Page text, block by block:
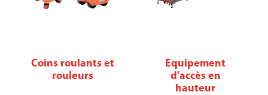
Coins roulants et
rouleurs
Equipement
d'accès en
hauteur